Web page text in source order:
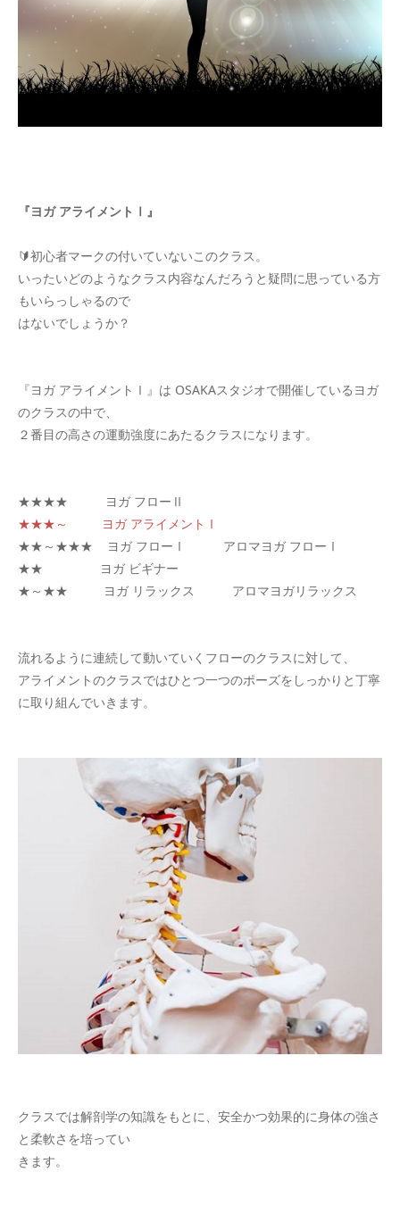
『ヨガ アライメントⅠ』
🔰初心者マークの付いていないこのクラス。
いったいどのようなクラス内容なんだろうと疑問に思っている方
もいらっしゃるので
はないでしょうか？
『ヨガ アライメントⅠ』は OSAKAスタジオで開催しているヨガ
のクラスの中で、
２番目の高さの運動強度にあたるクラスになります。
★★★★ ヨガ フローⅡ
★★★～ ヨガ アライメントⅠ
★★～★★★ ヨガ フローⅠ アロマヨガ フローⅠ
★★ ヨガ ビギナー
★～★★ ヨガ リラックス アロマヨガリラックス
流れるように連続して動いていくフローのクラスに対して、
アライメントのクラスではひとつ一つのポーズをしっかりと丁寧
に取り組んでいきます。
クラスでは解剖学の知識をもとに、安全かつ効果的に身体の強さ
と柔軟さを培ってい
きます。